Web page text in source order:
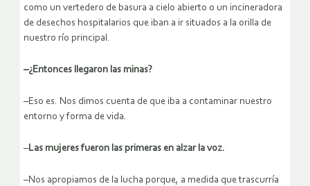
como un vertedero de basura a cielo abierto o un incineradora
de desechos hospitalarios que iban a ir situados a la orilla de
nuestro río principal.
–¿Entonces llegaron las minas?
–Eso es. Nos dimos cuenta de que iba a contaminar nuestro
entorno y forma de vida.
–Las mujeres fueron las primeras en alzar la voz.
–Nos apropiamos de la lucha porque, a medida que trascurría